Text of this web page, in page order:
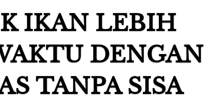
IKAN LEBIH
DENGAN
TANPA SISA